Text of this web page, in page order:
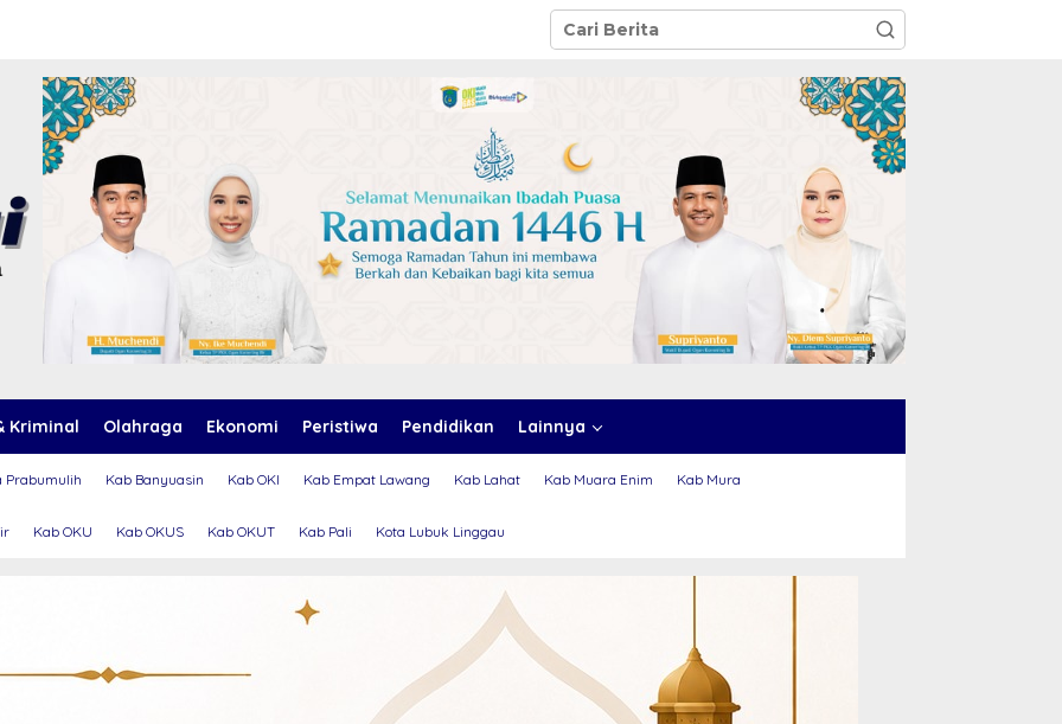
Kriminal Olahraga Ekonomi Peristiwa Pendidikan Lainnya
Prabumulih Kab Banyuasin Kab OKI Kab Empat Lawang Kab Lahat Kab Muara Enim Kab Mura
Kab OKU Kab OKUS Kab OKUT Kab Pali Kota Lubuk Linggau